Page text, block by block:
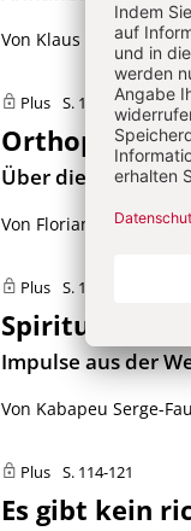
Von Klaus Hamburger
Plus S. 100-107
Orthopathos
:
Über die Reform
Von Florian Kurz
Plus S. 108-113
Spiritualität
:
Impulse aus der
Von Kabapeu Serge-
Plus S. 114-121
Es gibt kein